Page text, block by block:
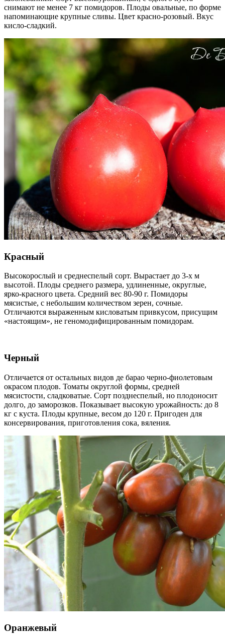
снимают не менее 7 кг помидоров. Плоды овальные, по форме
напоминающие крупные сливы. Цвет красно-розовый. Вкус
кисло-сладкий.
Красный
Высокорослый и среднеспелый сорт. Вырастает до 3-х м
высотой. Плоды среднего размера, удлиненные, округлые,
ярко-красного цвета. Средний вес 80-90 г. Помидоры
мясистые, с небольшим количеством зерен, сочные.
Отличаются выраженным кисловатым привкусом, присущим
«настоящим», не геномодифицированным помидорам.
Черный
Отличается от остальных видов де барао черно-фиолетовым
окрасом плодов. Томаты округлой формы, средней
мясистости, сладковатые. Сорт позднеспелый, но плодоносит
долго, до заморозков. Показывает высокую урожайность: до 8
кг с куста. Плоды крупные, весом до 120 г. Пригоден для
консервирования, приготовления сока, вяления.
Оранжевый